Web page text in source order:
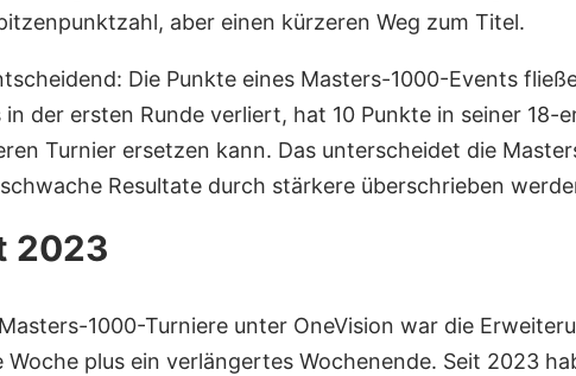
aber einen kürzeren Weg zum Titel.
Die Punkte eines Masters-1000-Events
der ersten Runde verliert, hat 10 Punkte in seiner
Turnier ersetzen kann. Das unterscheidet die
Resultate durch stärkere überschrieben
2023
1000-Turniere unter OneVision war die
plus ein verlängertes Wochenende. Seit 2023